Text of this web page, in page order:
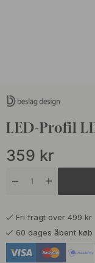
LED-Profil
359 kr
Fri fragt over 499 kr
60 dages åbent køb